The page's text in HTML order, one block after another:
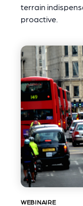
terrain
proactive.
WEBINAIRE